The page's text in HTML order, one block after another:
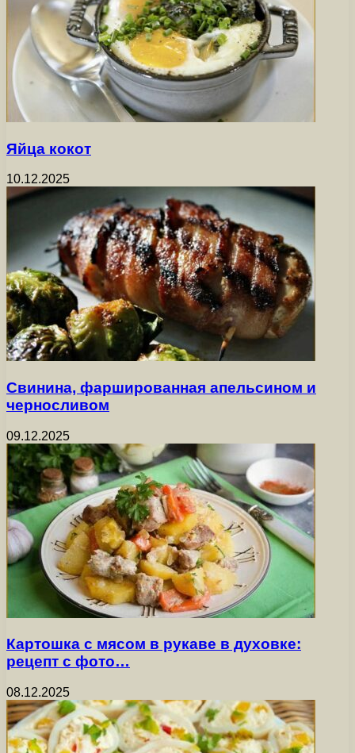
Яйца кокот
10.12.2025
Свинина, фаршированная апельсином и
черносливом
09.12.2025
Картошка с мясом в рукаве в духовке:
рецепт с фото…
08.12.2025